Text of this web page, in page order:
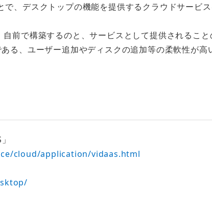
、デスクトップの機能を提供するクラウドサービス
前で構築するのと、サービスとして提供されること
る、ユーザー追加やディスクの追加等の柔軟性が高
cloud/application/vidaas.html